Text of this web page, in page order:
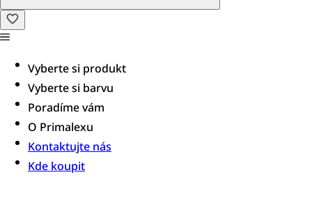
Vyberte si produkt
Vyberte si barvu
Poradíme vám​
O Primalexu
Kontaktujte nás
Kde koupit